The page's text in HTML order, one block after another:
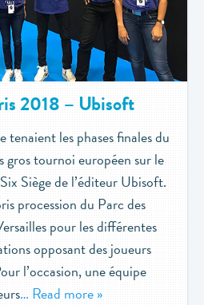
2018 – Ubisoft
tenaient les phases finales du
gros tournoi européen sur le
Siège de l’éditeur Ubisoft.
procession du Parc des
pour les différentes
opposant des joueurs
l’occasion, une équipe
… Read more »